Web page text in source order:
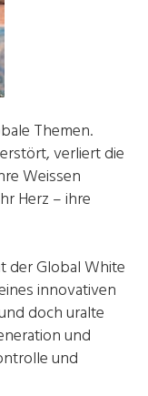
Themen.
verliert die
Weissen
Herz – ihre
der Global White
innovativen
doch uralte
und
und